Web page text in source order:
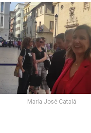
María José Catalá